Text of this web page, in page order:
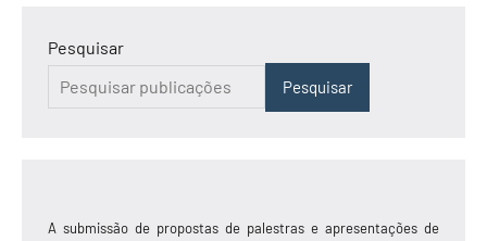
Pesquisar
Pesquisar
A submissão de propostas de palestras e apresentações de